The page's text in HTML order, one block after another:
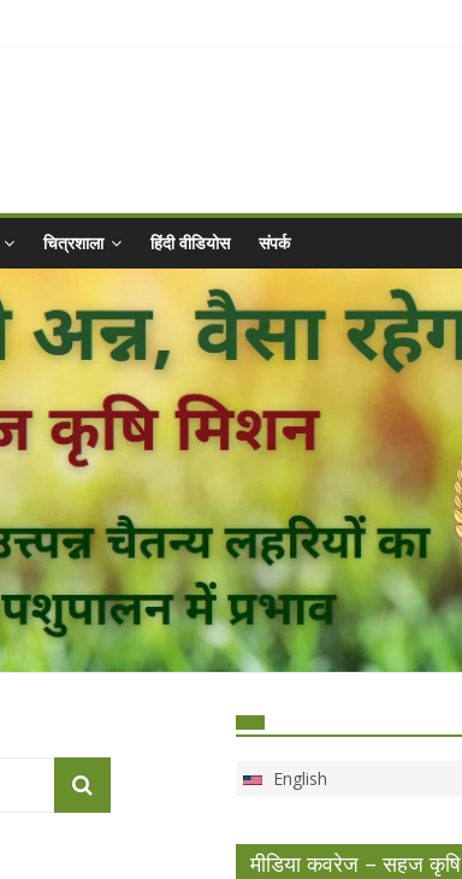
चित्रशाला हिंदी वीडियोस संपर्क
English
मीडिया कवरेज – सहज कृषि